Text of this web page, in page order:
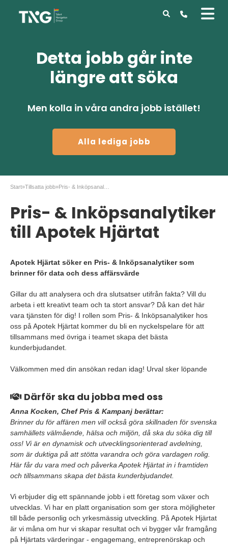
Detta jobb går inte
längre att söka
Men kolla in våra andra jobb istället!
Alla lediga jobb
Start»Tillsatta jobb»
Pris- & Inköpsanalytiker
till Apotek Hjärtat
Apotek Hjärtat söker en Pris- & Inköpsanalytiker som
brinner för data och dess affärsvärde
Gillar du att analysera och dra slutsatser utifrån fakta? Vill du
arbeta i ett kreativt team och ta stort ansvar? Då kan det här
vara tjänsten för dig! I rollen som Pris- & Inköpsanalytiker hos
oss på Apotek Hjärtat kommer du bli en nyckelspelare för att
tillsammans med övriga i teamet skapa det bästa
kunderbjudandet.
Välkommen med din ansökan redan idag! Urval sker löpande
Därför ska du jobba med oss
Anna Kocken, Chef Pris & Kampanj berättar:
Brinner du för affären men vill också göra skillnaden för svenska
samhällets välmående, hälsa och miljön, då ska du söka dig till
oss! Vi är en dynamisk och utvecklingsorienterad avdelning,
som är duktiga på att stötta varandra och göra vardagen rolig.
Här får du vara med och påverka Apotek Hjärtat in i framtiden
och tillsammans skapa det bästa kunderbjudandet.
Vi erbjuder dig ett spännande jobb i ett företag som växer och
utvecklas. Vi har en platt organisation som ger stora möjligheter
till både personlig och yrkesmässig utveckling. På Apotek Hjärtat
är vi måna om hur vi skapar resultat och vi bygger vår framgång
på Hjärtats värderingar - engagemang, entreprenörskap och